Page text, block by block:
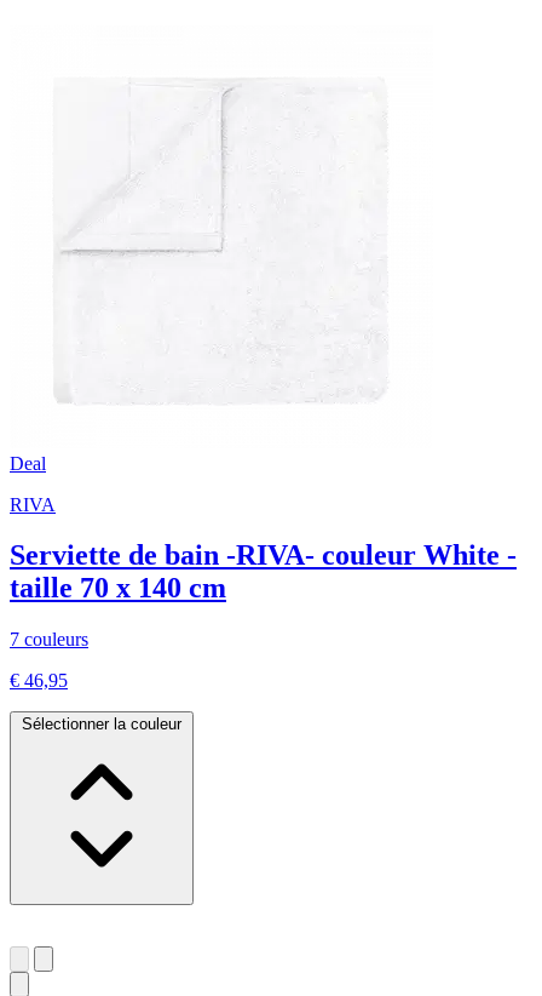
Deal
RIVA
Serviette de bain -RIVA- couleur White -
taille 70 x 140 cm
7 couleurs
€ 46,95
Sélectionner la couleur